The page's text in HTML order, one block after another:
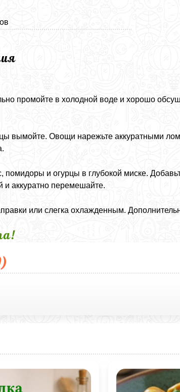
промойте в холодной воде и хорошо
вымойте. Овощи нарежьте аккуратными
помидоры и огурцы в глубокой миске.
и аккуратно перемешайте.
или слегка охлажденным.
)